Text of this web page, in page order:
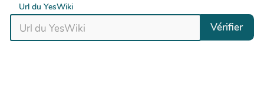
Url du YesWiki
Vérifier